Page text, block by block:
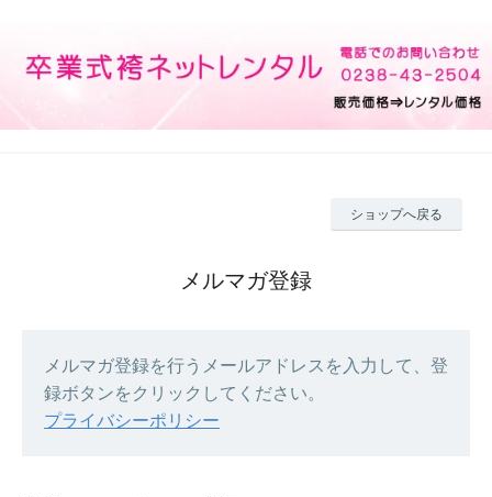
ショップへ戻る
メルマガ登録
メルマガ登録を行うメールアドレスを入力して、登
録ボタンをクリックしてください。
プライバシーポリシー